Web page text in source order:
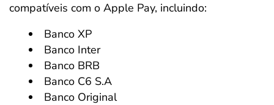
compatíveis com o Apple Pay, incluindo:
Banco XP
Banco Inter
Banco BRB
Banco C6 S.A
Banco Original